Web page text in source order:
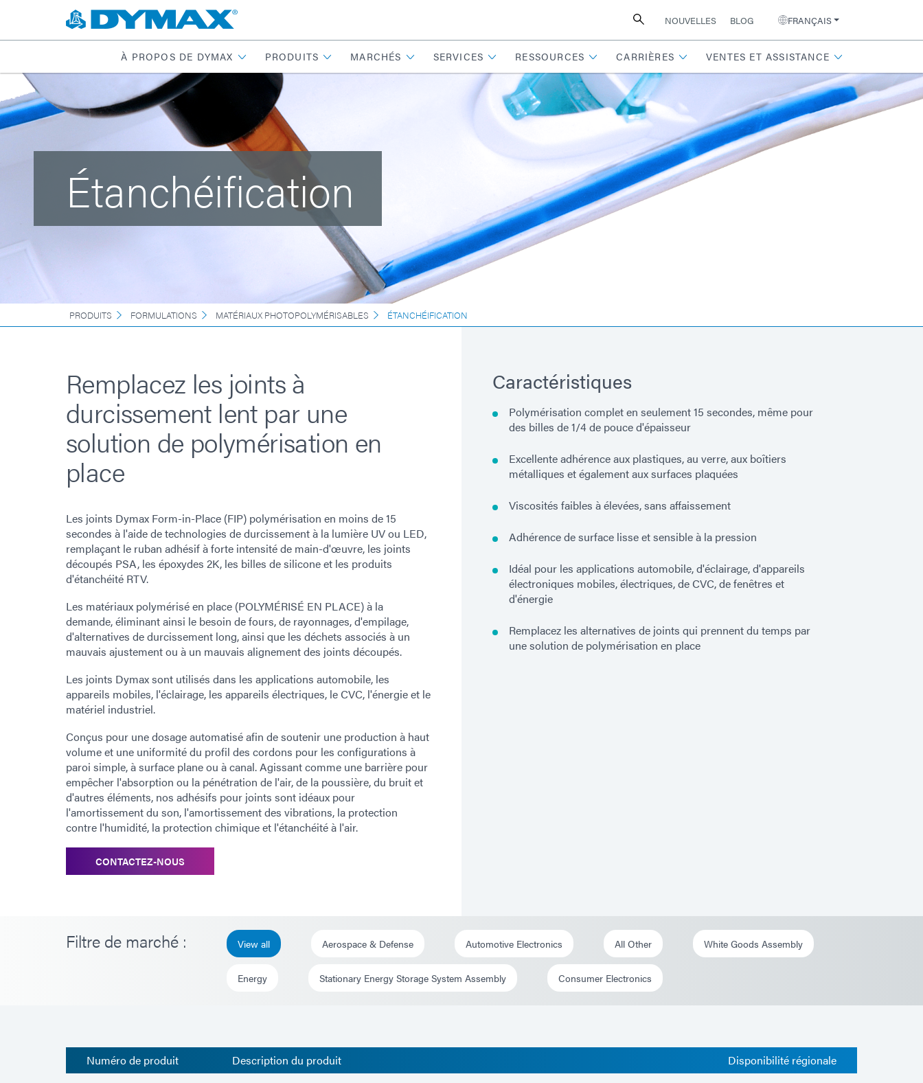
NOUVELLES BLOG FRANÇAIS
À PROPOS DE DYMAX PRODUITS MARCHÉS SERVICES RESSOURCES CARRIÈRES VENTES ET ASSISTANCE
Étanchéification
PRODUITS FORMULATIONS MATÉRIAUX PHOTOPOLYMÉRISABLES ÉTANCHÉIFICATION
Remplacez les joints à
durcissement lent par une
solution de polymérisation en
place
Les joints Dymax Form-in-Place (FIP) polymérisation en moins de 15
secondes à l'aide de technologies de durcissement à la lumière UV ou LED,
remplaçant le ruban adhésif à forte intensité de main-d'œuvre, les joints
découpés PSA, les époxydes 2K, les billes de silicone et les produits
d'étanchéité RTV.
Les matériaux polymérisé en place (POLYMÉRISÉ EN PLACE) à la
demande, éliminant ainsi le besoin de fours, de rayonnages, d'empilage,
d'alternatives de durcissement long, ainsi que les déchets associés à un
mauvais ajustement ou à un mauvais alignement des joints découpés.
Les joints Dymax sont utilisés dans les applications automobile, les
appareils mobiles, l'éclairage, les appareils électriques, le CVC, l'énergie et le
matériel industriel.
Conçus pour une dosage automatisé afin de soutenir une production à haut
volume et une uniformité du profil des cordons pour les configurations à
paroi simple, à surface plane ou à canal. Agissant comme une barrière pour
empêcher l'absorption ou la pénétration de l'air, de la poussière, du bruit et
d'autres éléments, nos adhésifs pour joints sont idéaux pour
l'amortissement du son, l'amortissement des vibrations, la protection
contre l'humidité, la protection chimique et l'étanchéité à l'air.
CONTACTEZ-NOUS
Caractéristiques
Polymérisation complet en seulement 15 secondes, même pour
des billes de 1/4 de pouce d'épaisseur
Excellente adhérence aux plastiques, au verre, aux boîtiers
métalliques et également aux surfaces plaquées
Viscosités faibles à élevées, sans affaissement
Adhérence de surface lisse et sensible à la pression
Idéal pour les applications automobile, d'éclairage, d'appareils
électroniques mobiles, électriques, de CVC, de fenêtres et
d'énergie
Remplacez les alternatives de joints qui prennent du temps par
une solution de polymérisation en place
Filtre de marché : View all Aerospace & Defense Automotive Electronics All Other White Goods Assembly
Energy Stationary Energy Storage System Assembly Consumer Electronics
Numéro de produit Description du produit Disponibilité régionale